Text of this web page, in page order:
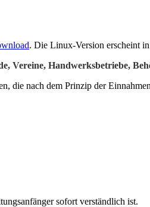
. Die Linux-Version erscheint
Vereine, Handwerksbetriebe,
die nach dem Prinzip der
sofort verständlich ist.